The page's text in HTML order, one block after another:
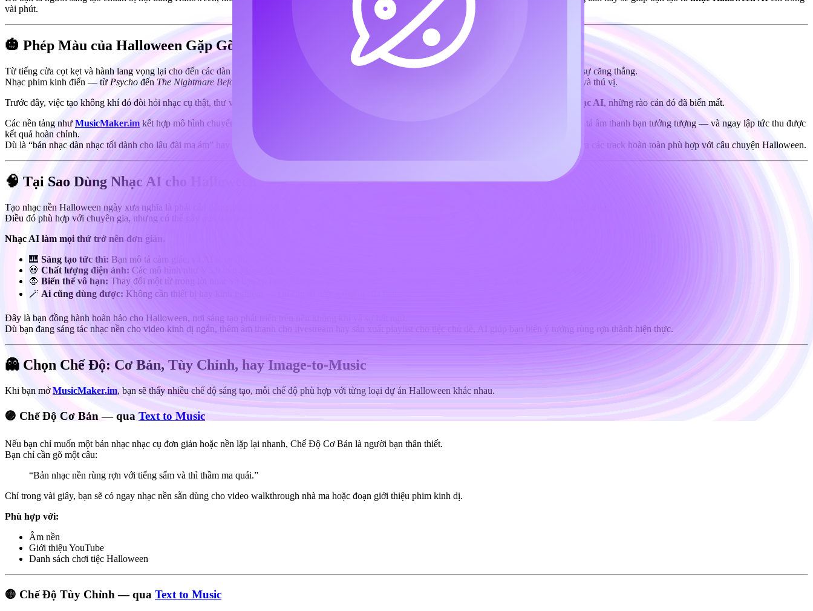
vài phút.
🎃 Phép Màu của Halloween Gặp Gỡ Âm Nhạc AI
Từ tiếng cửa cọt kẹt và hành lang vọng lại cho đến các dàn hợp xướng ma quái và gió thì thầm, âm nhạc Halloween luôn dựa vào âm thanh để tạo nên sự căng thẳng.
Nhạc phim kinh điển — từ Psycho đến The Nightmare Before Christmas
— sử dụng âm điệu rùng rợn và giai điệu ám ảnh để làm sống động sự sợ hãi và thú vị.
Trước đây, việc tạo không khí đó đòi hỏi nhạc cụ thật, thư viện âm thanh đắt tiền, hoặc nhạc sĩ chuyên nghiệp. Nhưng với sự xuất hiện của
công cụ nhạc AI, những rào cản đó đã biến mất.
Các nền tảng như MusicMaker.im kết hợp mô hình chuyển văn bản thành âm thanh với khả năng nhận diện phong cách thông minh, cho phép bạn mô tả âm thanh bạn tưởng tượng — và ngay lập tức thu được
kết quả hoàn chỉnh.
Dù là “bản nhạc dàn nhạc tối dành cho lâu đài ma ám” hay “bài hát pop phù thủy vui nhộn cho TikTok,” AI hiểu được tông, cảm xúc và nhịp điệu, tạo ra các track hoàn toàn phù hợp với câu chuyện Halloween.
🧠 Tại Sao Dùng Nhạc AI cho Halloween
Tạo nhạc nền Halloween ngày xưa nghĩa là phải cân bằng giữa kỹ thuật và trực giác sáng tạo — thiết lập DAW, chọn mẫu, chỉnh reverb, và xếp lớp hiệu ứng.
Điều đó phù hợp với chuyên gia, nhưng có thể gây quá tải cho những người sáng tạo chỉ muốn có thứ gì đó
Nhạc AI làm mọi thứ trở nên đơn giản.
🎹 Sáng tạo tức thì: Bạn mô tả cảm giác, và AI soạn nhạc — giai điệu, nhạc cụ, nhịp điệu và tất cả.
💀 Chất lượng điện ảnh: Các mô hình như V5.0 trên
🧛 Biến thể vô hạn: Thay đổi một từ trong lời nhắc và bạn có ngay bản nhạc hoàn toàn mới — lý tưởng để tìm tông điệu hoàn hảo.
🪄 Ai cũng dùng được: Không cần thiết bị hay kinh nghiệm — chỉ cần trí tưởng tượng của bạn.
Đây là bạn đồng hành hoàn hảo cho Halloween, nơi sáng tạo phát triển trên nền không khí và sự bất ngờ.
Dù bạn đang sáng tác nhạc nền cho video kinh dị ngắn, thêm âm thanh cho livestream hay sản xuất playlist cho tiệc chủ đề, AI giúp bạn biến ý tưởng rùng rợn thành hiện thực.
👻 Chọn Chế Độ: Cơ Bản, Tùy Chỉnh, hay Image-to-Music
Khi bạn mởMusicMaker.im, bạn sẽ thấy nhiều chế độ sáng tạo, mỗi chế độ phù hợp với từng loại dự án Halloween khác nhau.
🟣 Chế Độ Cơ Bản — qua Text to Music
Nếu bạn chỉ muốn một bản nhạc nhạc cụ đơn giản hoặc nền lặp lại nhanh, Chế Độ Cơ Bản là người bạn thân thiết.
Bạn chỉ cần gõ một câu:
“Bản nhạc nền rùng rợn với tiếng sấm và thì thầm ma quái.”
Chỉ trong vài giây, bạn sẽ có ngay nhạc nền sẵn dùng cho video walkthrough nhà ma hoặc đoạn giới thiệu phim kinh dị.
Phù hợp với:
Âm nền
Giới thiệu YouTube
Danh sách chơi tiệc Halloween
🟡 Chế Độ Tùy Chỉnh — qua Text to Music